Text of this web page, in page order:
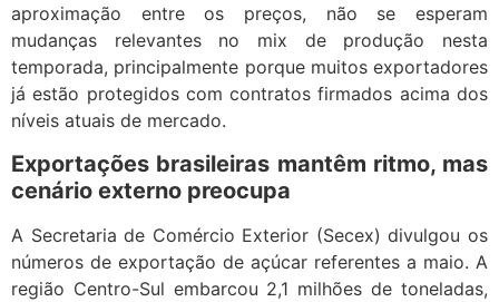
aproximação entre os preços, não se esperam
mudanças relevantes no mix de produção nesta
temporada, principalmente porque muitos exportadores
já estão protegidos com contratos firmados acima dos
níveis atuais de mercado.
Exportações brasileiras mantêm ritmo, mas
cenário externo preocupa
A Secretaria de Comércio Exterior (Secex) divulgou os
números de exportação de açúcar referentes a maio. A
região Centro-Sul embarcou 2,1 milhões de toneladas,